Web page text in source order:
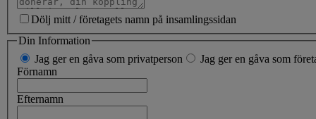
Dölj mitt / företagets namn på insamlingssidan
Din Information
Jag ger en gåva som privatperson
Jag ger en gåva som
Förnamn
Efternamn